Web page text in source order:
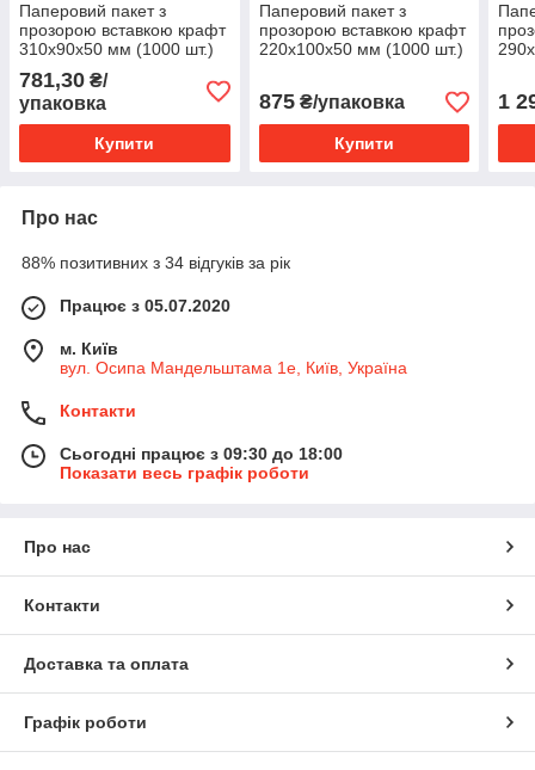
Паперовий пакет з
прозорою вставкою крафт
310х90х50 мм (1000 шт.)
781,30 ₴/
упаковка
Купити
Паперовий пакет з
прозорою вставкою крафт
220х100х50 мм (1000 шт.)
875₴/упаковка
Купити
1
Про нас
88% позитивних з 34 відгуків за рік
Працює з 05.07.2020
м. Київ
вул. Осипа Мандельштама 1е, Київ, Україна
Контакти
Сьогодні працює з 09:30 до 18:00
Показати весь графік роботи
Про нас
Контакти
Доставка та оплата
Графік роботи